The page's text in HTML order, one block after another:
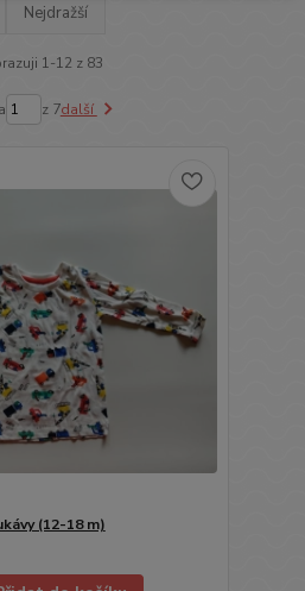
Nejdražší
1-12 z 83
z 7další
(12-18 m)